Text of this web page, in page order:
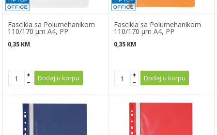
Fascikla sa Polumehanikom
110/170 µm A4, PP
0,35 KM
Dodaj u korpu
Fascikla sa Polumehanikom
110/170 µm A4, PP
0,35 KM
Dodaj u korpu